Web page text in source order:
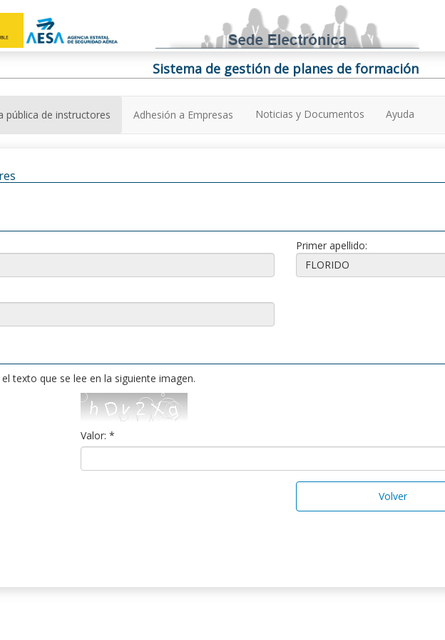
Sistema de gestión de planes de formación
pública de instructores Adhesión a Empresas Noticias y Documentos Ayuda
Primer apellido:
texto que se lee en la siguiente imagen.
Valor: *
Volver